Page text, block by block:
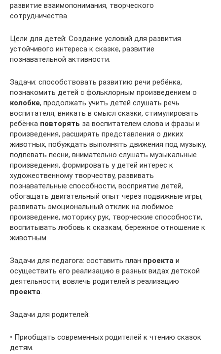
развитие взаимопонимания, творческого
сотрудничества.
Цели для детей: Создание условий для развития
устойчивого интереса к сказке, развитие
познавательной активности.
Задачи: способствовать развитию речи ребёнка,
познакомить детей с фольклорным произведением о
колобке, продолжать учить детей слушать речь
воспитателя, вникать в смысл сказки, стимулировать
ребёнка повторять за воспитателем слова и фразы и
произведения, расширять представления о диких
животных, побуждать выполнять движения под музыку,
подпевать песни, внимательно слушать музыкальные
произведения, формировать у детей интерес к
художественному творчеству, развивать
познавательные способности, восприятие детей,
обогащать двигательный опыт через подвижные игры,
развивать эмоциональный отклик на любимое
произведение, моторику рук, творческие способности,
воспитывать любовь к сказкам, бережное отношение к
животным.
Задачи для педагога: составить план проекта и
осуществить его реализацию в разных видах детской
деятельности, вовлечь родителей в реализацию
проекта.
Задачи для родителей:
• Приобщать современных родителей к чтению сказок
детям.